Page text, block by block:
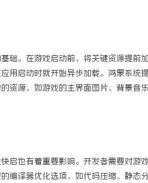
。在游戏启动前，将关键资源提前
用启动时就开始异步加载。鸿蒙系
资源，如游戏的主界面图片、背景
也有着重要影响。开发者需要对游
编译器优化选项，如代码压缩、静